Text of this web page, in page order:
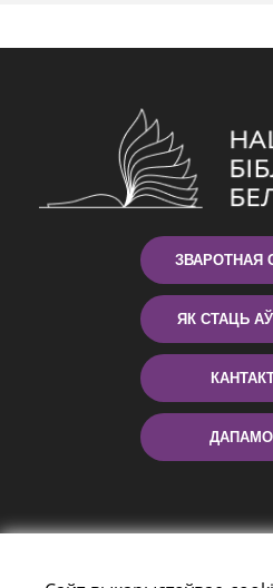
ЗВАРОТНАЯ
ЯК СТАЦЬ